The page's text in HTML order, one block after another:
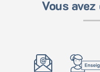
Vous avez